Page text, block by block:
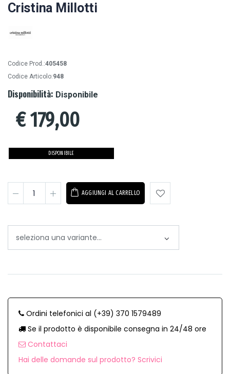
Cristina Millotti
Codice Prod.:405458
Codice Articolo:948
Disponibilità: Disponibile
€179,00
DISPONIBILE
AGGIUNGI AL CARRELLO
Ordini telefonici al (+39) 370 1579489
Se il prodotto è disponibile consegna in 24/48 ore
Contattaci
Hai delle domande sul prodotto? Scrivici